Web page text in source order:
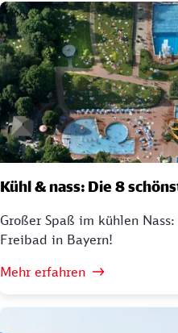
Kühl & nass: Die 8
Großer Spaß im kühlen
Freibad in Bayern!
Mehr erfahren